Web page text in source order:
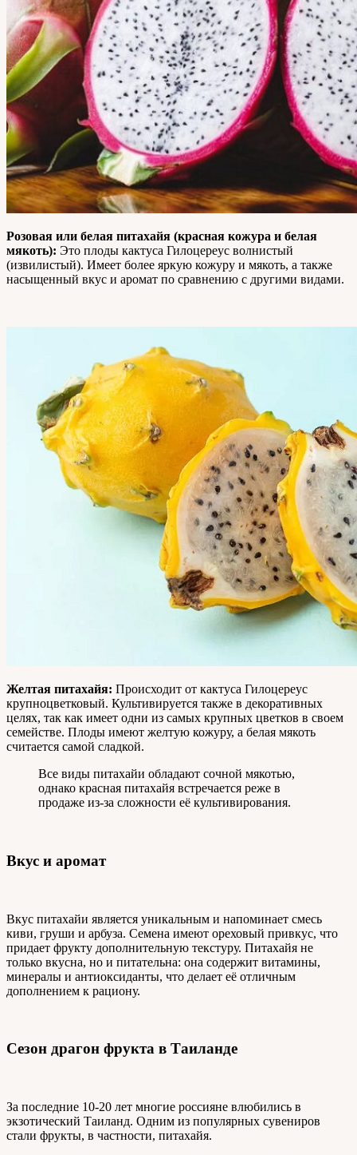
Розовая или белая питахайя (красная кожура и белая
мякоть): Это плоды кактуса Гилоцереус волнистый
(извилистый). Имеет более яркую кожуру и мякоть, а также
насыщенный вкус и аромат по сравнению с другими видами.
Желтая питахайя: Происходит от кактуса Гилоцереус
крупноцветковый. Культивируется также в декоративных
целях, так как имеет одни из самых крупных цветков в своем
семействе. Плоды имеют желтую кожуру, а белая мякоть
считается самой сладкой.
Все виды питахайи обладают сочной мякотью,
однако красная питахайя встречается реже в
продаже из-за сложности её культивирования.
Вкус и аромат
Вкус питахайи является уникальным и напоминает смесь
киви, груши и арбуза. Семена имеют ореховый привкус, что
придает фрукту дополнительную текстуру. Питахайя не
только вкусна, но и питательна: она содержит витамины,
минералы и антиоксиданты, что делает её отличным
дополнением к рациону.
Сезон драгон фрукта в Таиланде
За последние 10-20 лет многие россияне влюбились в
экзотический Таиланд. Одним из популярных сувениров
стали фрукты, в частности, питахайя.